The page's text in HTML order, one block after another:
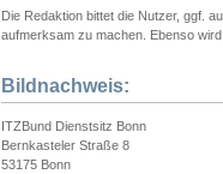
Die Redaktion bittet die Nutzer, ggf.
aufmerksam zu machen. Ebenso
Bildnachweis:
ITZBund Dienstsitz Bonn
Bernkasteler Straße 8
53175 Bonn